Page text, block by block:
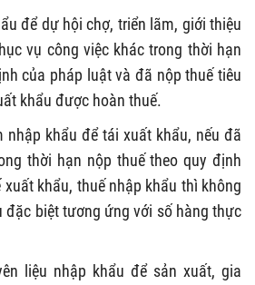
để dự hội chợ, triển lãm, giới thiệu
vụ công việc khác trong thời hạn
của pháp luật và đã nộp thuế tiêu
khẩu được hoàn thuế.
nhập khẩu để tái xuất khẩu, nếu đã
thời hạn nộp thuế theo quy định
khẩu, thuế nhập khẩu thì không
đặc biệt tương ứng với số hàng thực
liệu nhập khẩu để sản xuất, gia